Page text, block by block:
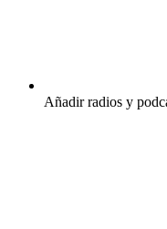
Añadir radios y